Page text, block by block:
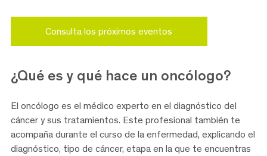
Consulta los próximos eventos
¿Qué es y qué haceun oncólogo?
El oncólogo es el médico experto en el diagnóstico del
cáncer y sus tratamientos. Este profesional también te
acompaña durante el curso de la enfermedad, explicando el
diagnóstico, tipo de cáncer, etapa en la que te encuentras